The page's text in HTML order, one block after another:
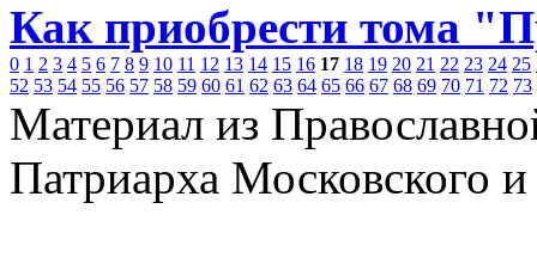
Как приобрести тома
0 1 2 3 4 5 6 7 8 9 10 11 12 13 14 15 16 17 18 19 20 21 22 23 24 25
52 53 54 55 56 57 58 59 60 61 62 63 64 65 66 67 68 69 70 71 72 73
Материал из
Патриарха Московского